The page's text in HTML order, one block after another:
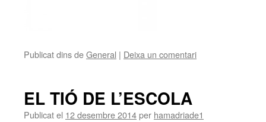
Publicat dins deGeneral | Deixa un comentari
EL TIÓ DE L’ESCOLA
Publicat el 12 desembre 2014per hamadriade1